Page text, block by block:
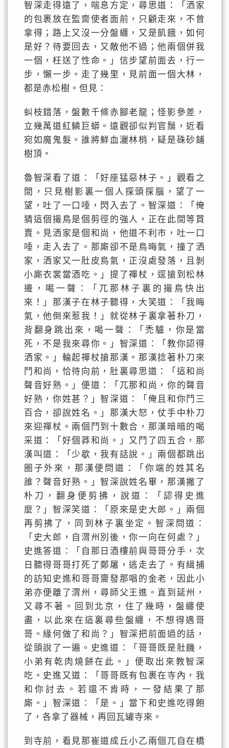
智深走得遠了，喘息方定，尋思道：「洒家
的包裹放在監齋使者面前，只顧走來，不曾
拿得；路上又沒一分盤纏，又是飢餓，如何
是好？待要回去，又敵他不過；他兩個併我
一個，枉送了性命。」信步望前面去，行一
步，懶一步。走了幾里，見前面一個大林，
都是赤松樹。但見：
虯枝錯落，盤數千條赤腳老龍；怪影參差，
立幾萬道紅鱗巨蟒。遠觀卻似判官鬚，近看
宛如魔鬼髮。誰將鮮血灑林梢，疑是硃砂鋪
樹頂。
魯智深看了道：「好座猛惡林子。」觀看之
間，只見樹影裏一個人探頭探腦，望了一
望，吐了一口唾，閃入去了。智深道：「俺
猜這個撮鳥是個剪徑的強人，正在此間等買
賣。見洒家是個和尚，他道不利市，吐一口
唾，走入去了。那廝卻不是鳥晦氣，撞了洒
家，洒家又一肚皮鳥氣，正沒處發落，且剝
小廝衣裳當酒吃。」提了禪杖，逕搶到松林
邊，喝一聲：「兀那林子裏的撮鳥快出
來！」那漢子在林子聽得，大笑道：「我晦
氣，他倒來惹我！」就從林子裏拿著朴刀，
背翻身跳出來，喝一聲：「禿驢，你是當
死，不是我來尋你。」智深道：「教你認得
洒家。」輪起禪杖搶那漢。那漢捻著朴刀來
鬥和尚，恰待向前，肚裏尋思道：「這和尚
聲音好熟。」便道：「兀那和尚，你的聲音
好熟，你姓甚？」智深道：「俺且和你鬥三
百合，卻說姓名。」那漢大怒，仗手中朴刀
來迎禪杖。兩個鬥到十數合，那漢暗暗的喝
采道：「好個莽和尚。」又鬥了四五合，那
漢叫道：「少歇，我有話說。」兩個都跳出
圈子外來，那漢便問道：「你端的姓其名
誰？聲音好熟。」智深說姓名畢，那漢撇了
朴刀，翻身便剪拂，說道：「認得史進
麼？」智深笑道：「原來是史大郎。」兩個
再剪拂了，同到林子裏坐定。智深問道：
「史大郎，自渭州別後，你一向在何處？」
史進答道：「自那日酒樓前與哥哥分手，次
日聽得哥哥打死了鄭屠，逃走去了。有緝捕
的訪知史進和哥哥齎發那唱的金老，因此小
弟亦便離了渭州，尋師父王進。直到延州，
又尋不著。回到北京，住了幾時，盤纏使
盡，以此來在這裏尋些盤纏，不想得遇哥
哥。緣何做了和尚？」智深把前面過的話，
從頭說了一遍。史進道：「哥哥既是肚饑，
小弟有乾肉燒餅在此。」便取出來教智深
吃。史進又道：「哥哥既有包裹在寺內，我
和你討去。若還不肯時，一發結果了那
廝。」智深道：「是。」當下和史進吃得飽
了，各拿了器械，再回瓦罐寺來。
到寺前，看見那崔道成丘小乙兩個兀自在橋